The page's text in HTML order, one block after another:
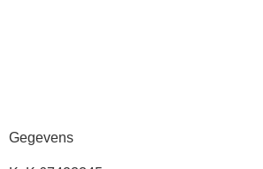
Gegevens